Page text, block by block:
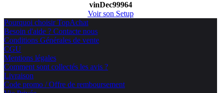
vinDec99964
Voir son Setup
Pourquoi choisir TopAchat
Besoin d'aide ? Contacte nous
Conditions Générales de vente
CGU
Mentions légales
Comment sont collectés les avis ?
Livraison
Code promo / Offre de remboursement